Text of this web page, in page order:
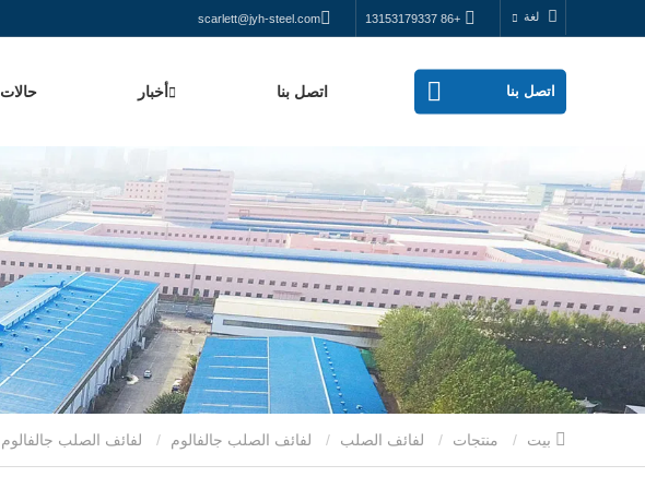
لغة +86 13153179337
scarlett@jyh-steel.com
حالات أخبار اتصل بنا اتصل بنا
منتجات لفائف الصلب لفائف الصلب جالفالوم